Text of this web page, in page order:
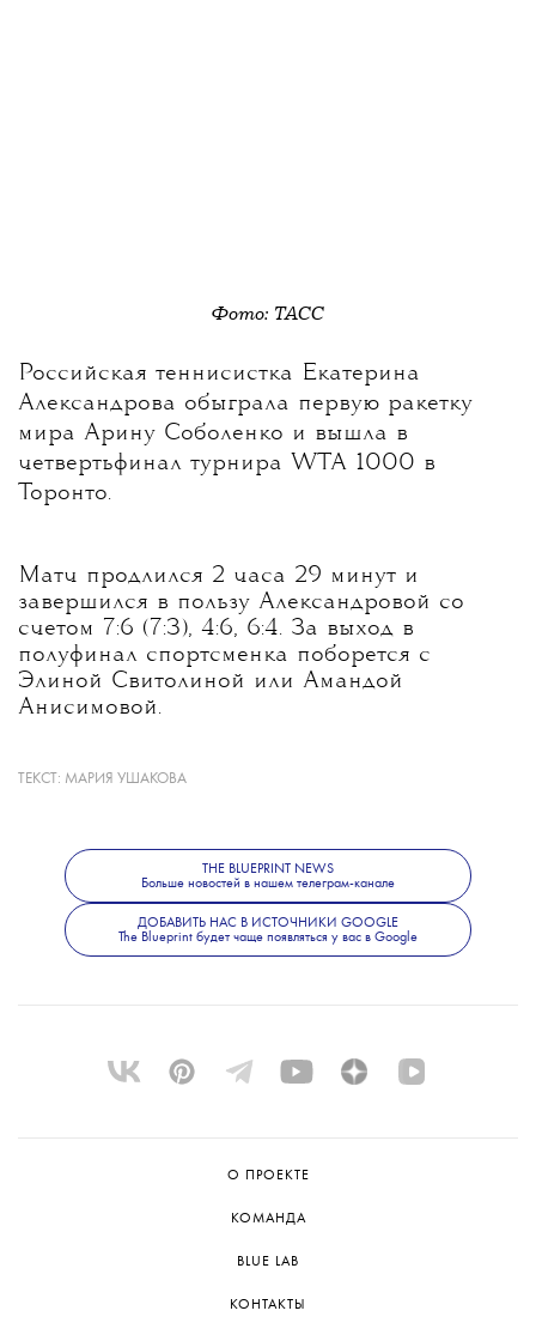
Фото: ТАСС
Российская теннисистка Екатерина
Александрова обыграла первую ракетку
мира Арину Соболенко и вышла в
четвертьфинал турнира WTA 1000 в
Торонто.
Матч продлился 2 часа 29 минут и
завершился в пользу Александровой со
счетом 7:6 (7:3), 4:6, 6:4. За выход в
полуфинал спортсменка поборется с
Элиной Свитолиной или Амандой
Анисимовой.
Александровой 31 год; она победительница
Джин Кинг (это крупнейшие
международные командные соревнования в
женском теннисе)
ТЕКСТ: МАРИЯ УШАКОВА
THE BLUEPRINT NEWS
Больше новостей в нашем телеграм-канале
ДОБАВИТЬ НАС В ИСТОЧНИКИ GOOGLE
The Blueprint будет чаще появляться у вас в Google
О ПРОЕКТЕ
КОМАНДА
BLUE LAB
КОНТАКТЫ